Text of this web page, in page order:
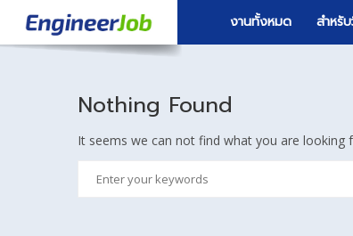
งานทั้งหมด สำหรั
Nothing Found
It seems we can not find what you are looking